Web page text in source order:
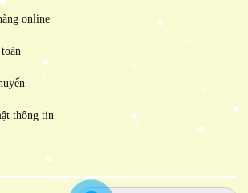
online
thông tin